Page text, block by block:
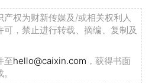
权为财新传媒及/或相关权利人
，禁止进行转载、摘编、复制及
至hello@caixin.com ，获得书面